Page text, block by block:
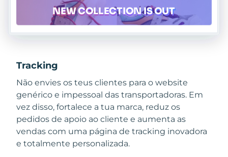
Tracking
Não envies os teus clientes para o website
genérico e impessoal das transportadoras. Em
vez disso, fortalece a tua marca, reduz os
pedidos de apoio ao cliente e aumenta as
vendas com uma página de tracking inovadora
e totalmente personalizada.